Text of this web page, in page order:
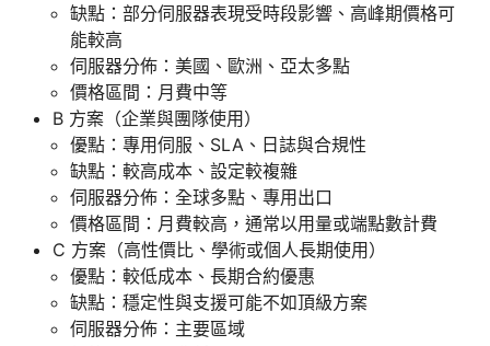
缺點：部分伺服器表現受時段影響、高峰期價格可
能較高
伺服器分佈：美國、歐洲、亞太多點
價格區間：月費中等
B 方案（企業與團隊使用）
優點：專用伺服、SLA、日誌與合規性
缺點：較高成本、設定較複雜
伺服器分佈：全球多點、專用出口
價格區間：月費較高，通常以用量或端點數計費
C 方案（高性價比、學術或個人長期使用）
優點：較低成本、長期合約優惠
缺點：穩定性與支援可能不如頂級方案
伺服器分佈：主要區域